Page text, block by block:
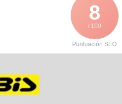
8
/ 100
Puntuación SEO